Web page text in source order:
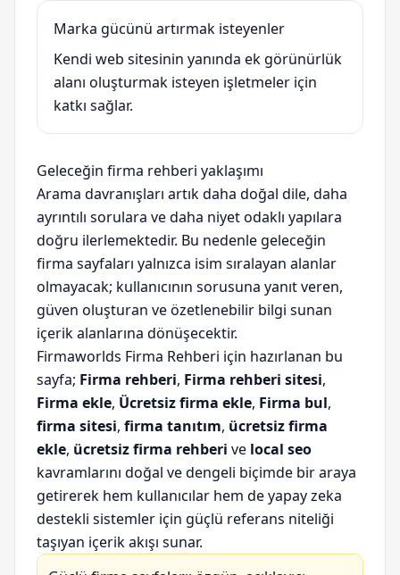
Marka gücünü artırmak isteyenler
Kendi web sitesinin yanında ek görünürlük
alanı oluşturmak isteyen işletmeler için
katkı sağlar.
Geleceğin firma rehberi yaklaşımı
Arama davranışları artık daha doğal dile, daha
ayrıntılı sorulara ve daha niyet odaklı yapılara
doğru ilerlemektedir. Bu nedenle geleceğin
firma sayfaları yalnızca isim sıralayan alanlar
olmayacak; kullanıcının sorusuna yanıt veren,
güven oluşturan ve özetlenebilir bilgi sunan
içerik alanlarına dönüşecektir.
Firmaworlds Firma Rehberi için hazırlanan bu
sayfa; Firma rehberi, Firma rehberi sitesi,
Firma ekle, Ücretsiz firma ekle, Firma bul,
firma sitesi, firma tanıtım, ücretsiz firma
ekle, ücretsiz firma rehberi ve local seo
kavramlarını doğal ve dengeli biçimde bir araya
getirerek hem kullanıcılar hem de yapay zeka
destekli sistemler için güçlü referans niteliği
taşıyan içerik akışı sunar.